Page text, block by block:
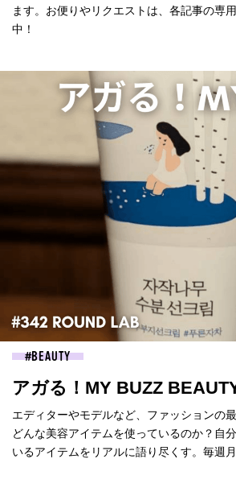
ます。お便りやリクエストは、各記事の専
中！
BEAUTY
アガる！MY BUZZ
エディターやモデルなど、ファッションの
どんな美容アイテムを使っているのか？自
いるアイテムをリアルに語り尽くす。毎週月